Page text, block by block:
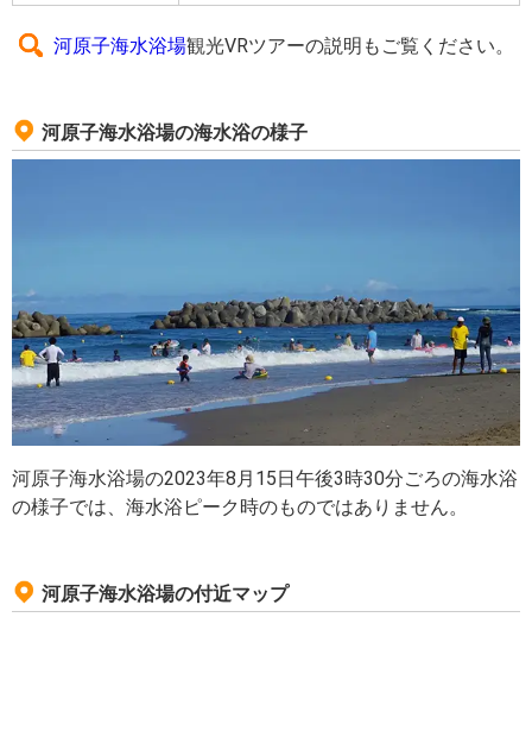
河原子海水浴場観光VRツアーの説明もご覧ください。
河原子海水浴場の海水浴の様子
河原子海水浴場の2023年8月15日午後3時30分ごろの海水浴
の様子では、海水浴ピーク時のものではありません。
河原子海水浴場の付近マップ